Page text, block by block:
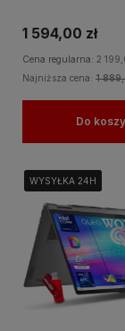
Nauki Domu
1 594,00 zł
Cena regularna: 2
Najniższa cena: 1
Do
WYSYŁKA 24H
WYSYŁKA 24H
WYSYŁKA 24H
WYSYŁKA 24H